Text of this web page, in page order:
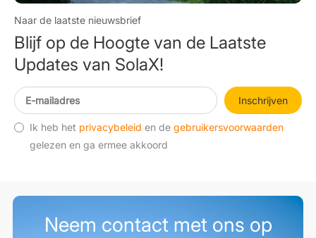
Naar de laatste nieuwsbrief
Blijf op de Hoogte van de Laatste
Updates van SolaX!
Inschrijven
Ik heb het privacybeleid en de gebruikersvoorwaarden
gelezen en ga ermee akkoord
Neem contact met ons op